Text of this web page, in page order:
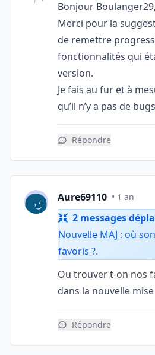
Bonjour Boulanger29,
Merci pour la
de remettre
fonctionnalités qui
version.
Je fais au fur et à
qu’il n’y a pas de
Répondre
Aure69110 • 1 an
2 messages
Nouvelle MAJ : où
favoris ?.
Ou trouver t-on nos
dans la nouvelle
Répondre